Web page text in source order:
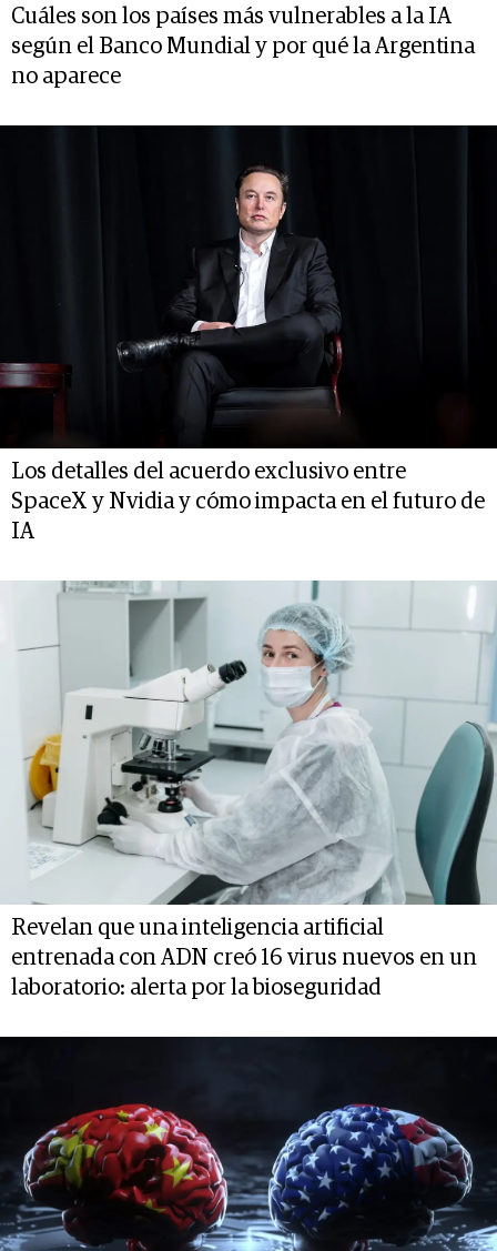
Cuáles son los países más vulnerables a la IA
según el Banco Mundial y por qué la Argentina
no aparece
Los detalles del acuerdo exclusivo entre
SpaceX y Nvidia y cómo impacta en el futuro de
IA
Revelan que una inteligencia artificial
entrenada con ADN creó 16 virus nuevos en un
laboratorio: alerta por la bioseguridad